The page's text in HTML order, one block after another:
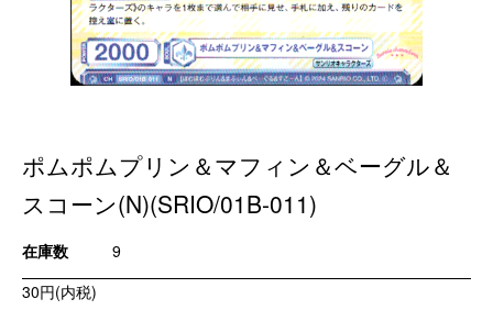
ポムポムプリン＆マフィン＆ベーグル＆
スコーン(N)(SRIO/01B-011)
在庫数
9
30円(内税)